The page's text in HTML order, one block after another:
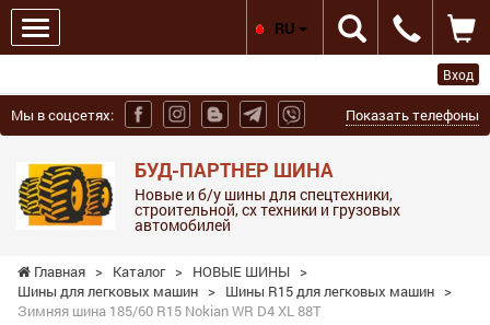
Вход
Мы в соцсетях: Показать телефоны
БУД-ПАРТНЕР ШИНА
Новые и б/у шины для спецтехники,
строительной, сх техники и грузовых
автомобилей
RU
Главная > Каталог > НОВЫЕ ШИНЫ >
Шины для легковых машин > Шины R15 для легковых машин >
Зимняя шина 185/60 R15 Nokian WR D4 XL 88T